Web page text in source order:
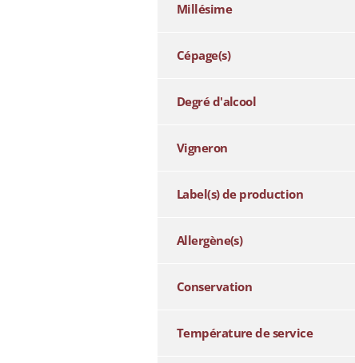
Millésime
Cépage(s)
Degré d'alcool
Vigneron
Label(s) de production
Allergène(s)
Conservation
Température de service